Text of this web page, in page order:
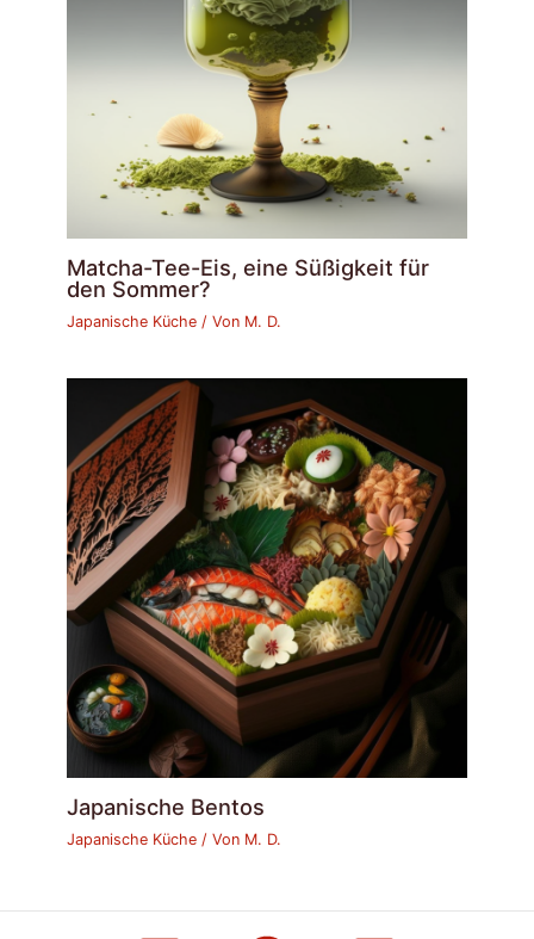
Matcha-Tee-Eis, eine Süßigkeit für
den Sommer?
Japanische Küche / Von M. D.
Japanische Bentos
Japanische Küche / Von M. D.